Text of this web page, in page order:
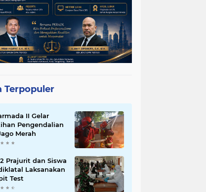
Terpopuler
II Gelar
Pengendalian
Merah
Laksanakan
Test